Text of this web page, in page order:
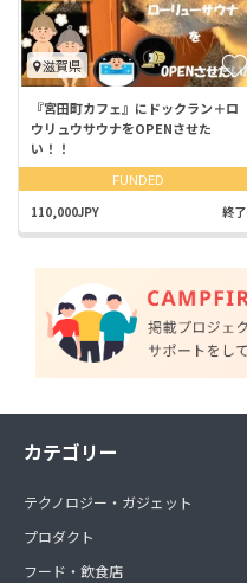
滋賀県
『宮田町カフェ』にドックラン＋ロ
ウリュウサウナをOPENさせた
い！！
FUNDED
110,000JPY 終了
カテゴリー
テクノロジー・ガジェット
プロダクト
フード・飲食店